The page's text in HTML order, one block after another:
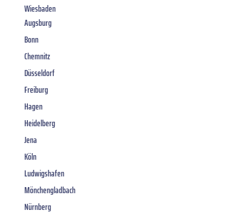
Wiesbaden
Augsburg
Bonn
Chemnitz
Düsseldorf
Freiburg
Hagen
Heidelberg
Jena
Köln
Ludwigshafen
Mönchengladbach
Nürnberg